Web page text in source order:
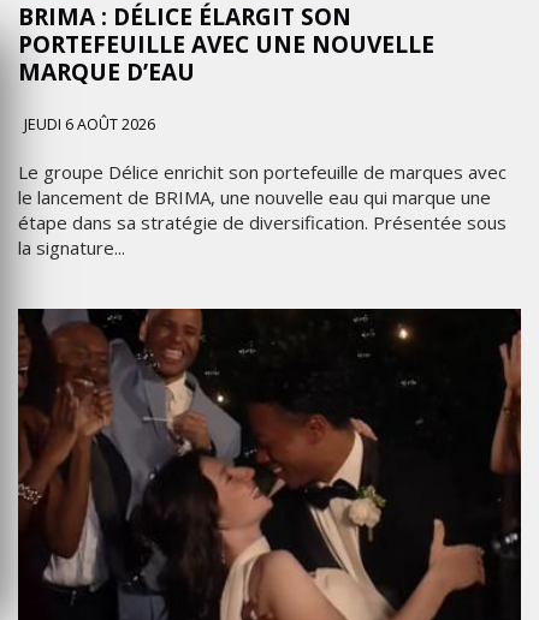
BRIMA : DÉLICE ÉLARGIT SON
PORTEFEUILLE AVEC UNE NOUVELLE
MARQUE D’EAU
JEUDI 6 AOÛT 2026
Le groupe Délice enrichit son portefeuille de marques avec
le lancement de BRIMA, une nouvelle eau qui marque une
étape dans sa stratégie de diversification. Présentée sous
la signature...